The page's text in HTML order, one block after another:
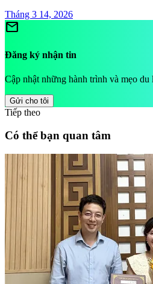
Tháng 3 14, 2026
mail
Đăng ký nhận tin
Cập nhật những hành trình và mẹo du
Gửi cho tôi
Tiếp theo
Có thể bạn quan tâm